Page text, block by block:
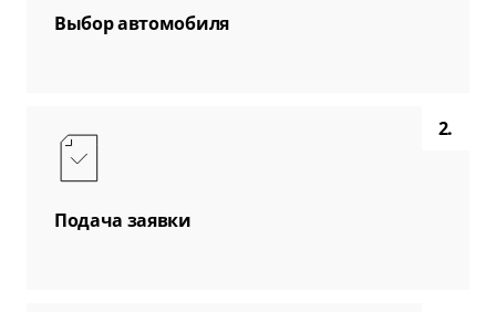
Выбор автомобиля
2.
Подача заявки